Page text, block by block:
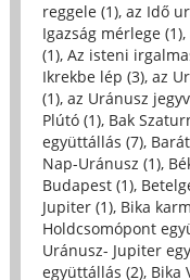
reggele (1), az Idő
Igazság mérlege (1),
(1), Az isteni
Ikrekbe lép (3), az
(1), az Uránusz
Plútó (1), Bak
együttállás (7),
Nap-Uránusz (1),
Budapest (1),
Jupiter (1), Bika
Holdcsomópont
Uránusz- Jupiter
együttállás (2), Bika